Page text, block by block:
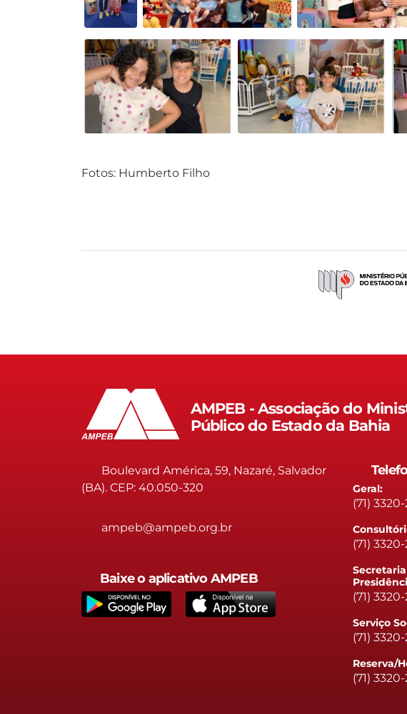
Fotos: Humberto Filho
AMPEB - Associação do
Público do Estado da Bahia
Boulevard América, 59, Nazaré, Salvador
(BA). CEP: 40.050-320
ampeb@ampeb.org.br
Baixe o aplicativo AMPEB
Geral:
(71)
(71)
(71)
Serviço
(71) 3320-
Reserva/
(71)